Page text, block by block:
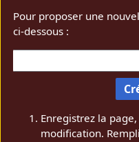
Pour proposer une
ci-dessous :
Enregistrez la
modification.